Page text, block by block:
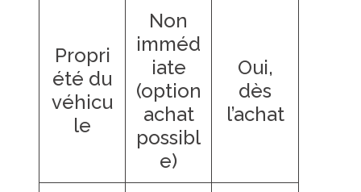
Propri
été du
véhicu
le
Non
imméd
iate
(option
achat
possibl
e)
Oui,
dès
l’achat